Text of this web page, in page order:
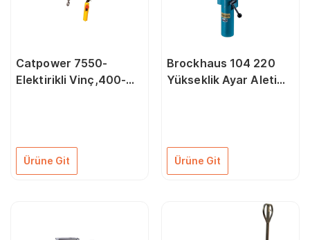
Catpower 7550-
Elektirikli Vinç,400-
Ürüne Git
Brockhaus 104 220
Yükseklik Ayar Aleti
Ürüne Git